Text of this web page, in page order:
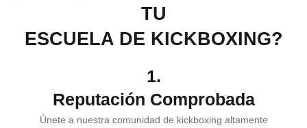
TU
ESCUELA DE KICKBOXING?
1.
Reputación Comprobada
Únete a nuestra comunidad de kickboxing altamente